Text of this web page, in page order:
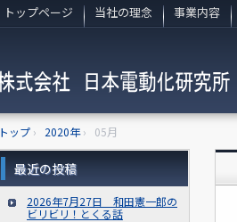
トップページ 当社の理念 事業内容
トップ › 2020年› 05月
最近の投稿
2026年7月27日 和田憲一郎の
ビリビリ！とくる話